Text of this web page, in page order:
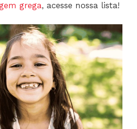
grega, acesse nossa lista!